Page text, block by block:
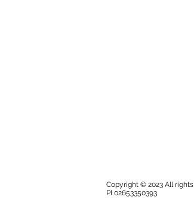
Copyright © 2023 All
PI 02653350393